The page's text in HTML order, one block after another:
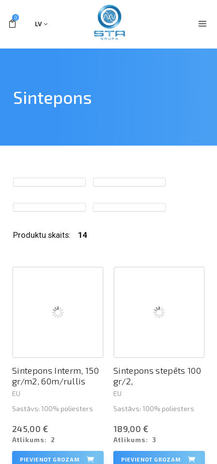
0
LV
Sintepons
Produktu skaits: 14
Sintepons Interm, 150
gr/m2, 60m/rullis
EU
Sastāvs: 100% poliesters
245,00 €
Atlikums: 2
PIEVIENOT GROZAM
Sintepons stepēts 100
gr/2,
EU
Sastāvs: 100% poliesters
189,00 €
Atlikums: 3
PIEVIENOT GROZAM